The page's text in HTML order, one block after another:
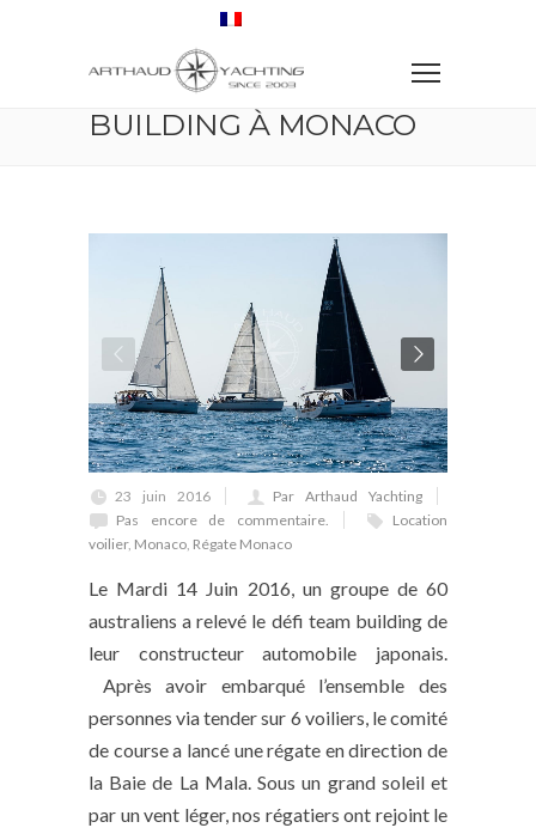
Régate Team Building à Monaco
RÉGATE TEAM
BUILDING À MONACO
23 juin 2016
Par Arthaud Yachting
Pas encore de commentaire.
Location
voilier, Monaco, Régate Monaco
Le Mardi 14 Juin 2016, un groupe de 60
australiens a relevé le défi team building de
leur constructeur automobile japonais.
Après avoir embarqué l’ensemble des
personnes via tender sur 6 voiliers, le comité
de course a lancé une régate en direction de
la Baie de La Mala. Sous un grand soleil et
par un vent léger, nos régatiers ont rejoint le